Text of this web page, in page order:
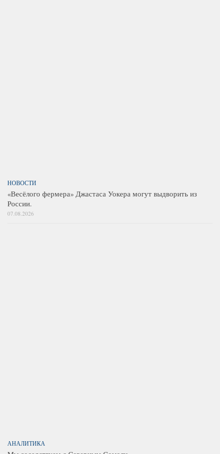
НОВОСТИ
«Весёлого фермера» Джастаса Уокера могут выдворить из
России.
07.08.2026
АНАЛИТИКА